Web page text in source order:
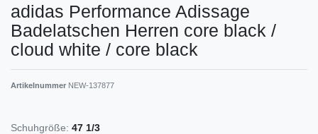
adidas Performance Adissage
Badelatschen Herren core black /
cloud white / core black
Artikelnummer NEW-137877
Schuhgröße: 47 1/3